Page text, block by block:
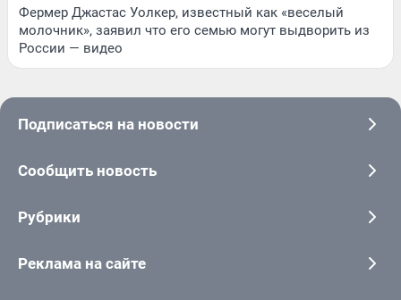
Фермер Джастас Уолкер, известный как «веселый
молочник», заявил что его семью могут выдворить из
России — видео
Подписаться на новости
Сообщить новость
Рубрики
Реклама на сайте